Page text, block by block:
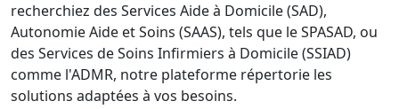
recherchiez des Services Aide à Domicile (SAD),
Autonomie Aide et Soins (SAAS), tels que le SPASAD, ou
des Services de Soins Infirmiers à Domicile (SSIAD)
comme l'ADMR, notre plateforme répertorie les
solutions adaptées à vos besoins.